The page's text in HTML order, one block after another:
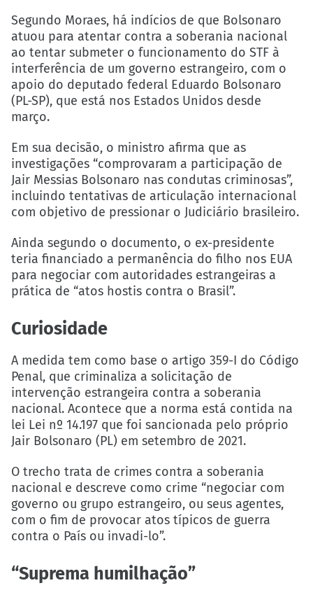
Segundo Moraes, há indícios de que Bolsonaro
atuou para atentar contra a soberania nacional
ao tentar submeter o funcionamento do STF à
interferência de um governo estrangeiro, com o
apoio do deputado federal Eduardo Bolsonaro
(PL-SP), que está nos Estados Unidos desde
março.
Em sua decisão, o ministro afirma que as
investigações “comprovaram a participação de
Jair Messias Bolsonaro nas condutas criminosas”,
incluindo tentativas de articulação internacional
com objetivo de pressionar o Judiciário brasileiro.
Ainda segundo o documento, o ex-presidente
teria financiado a permanência do filho nos EUA
para negociar com autoridades estrangeiras a
prática de “atos hostis contra o Brasil”.
Curiosidade
A medida tem como base o artigo 359-I do Código
Penal, que criminaliza a solicitação de
intervenção estrangeira contra a soberania
nacional. Acontece que a norma está contida na
lei Lei nº 14.197 que foi sancionada pelo próprio
Jair Bolsonaro (PL) em setembro de 2021.
O trecho trata de crimes contra a soberania
nacional e descreve como crime “negociar com
governo ou grupo estrangeiro, ou seus agentes,
com o fim de provocar atos típicos de guerra
contra o País ou invadi-lo”.
“Suprema humilhação”